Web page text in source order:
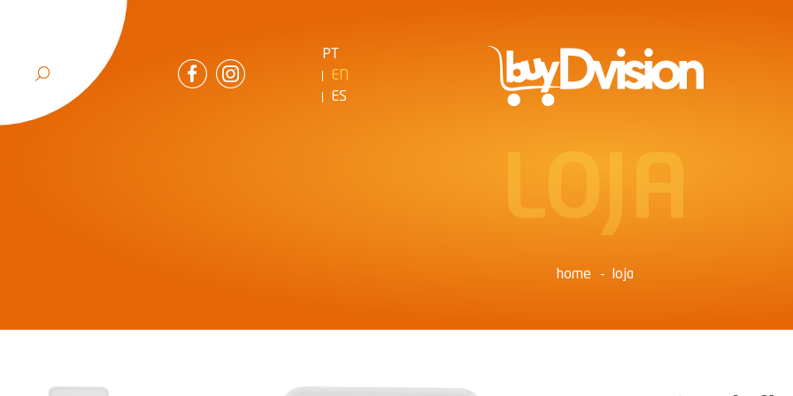
PT
EN
ES
LOJA
home loja